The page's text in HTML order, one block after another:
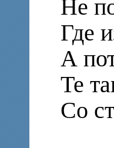
Не
Где
А
Те
Со